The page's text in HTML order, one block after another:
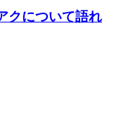
クについて語れ